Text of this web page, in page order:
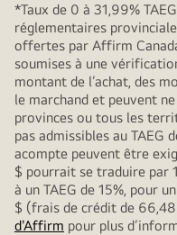
*Taux de 0 à 31,99%
réglementaires
offertes par Affirm
soumises à une
montant de l’achat, des
le marchand et peuvent
provinces ou tous les
pas admissibles au TAEG
acompte peuvent être
$ pourrait se traduire par
à un TAEG de 15%, pour
$ (frais de crédit de
d'Affirm pour plus